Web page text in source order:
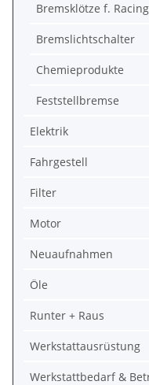
Bremsklötze f.
Bremslichtschalter
Chemieprodukte
Feststellbremse
Elektrik
Fahrgestell
Filter
Motor
Neuaufnahmen
Öle
Runter + Raus
Werkstattausrüstung
Werkstattbedarf &